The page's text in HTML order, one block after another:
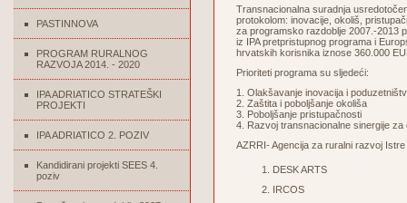
PASTINNOVA
PROGRAM RURALNOG
RAZVOJA 2014. - 2020
IPA ADRIATICO STRATEŠKI
PROJEKTI
IPA ADRIATICO 2. POZIV
Kandidirani projekti SEES 4.
poziv
Transnacionalna suradnja
protokolom: inovacije, okoliš,
za programsko razdoblje 2007.-2013
iz IPA pretpristupnog programa i
hrvatskih korisnika iznose 360.000
Prioriteti programa su sljedeći:
1. Olakšavanje inovacija i
2. Zaštita i poboljšanje okoliša
3. Poboljšanje pristupačnosti
4. Razvoj transnacionalne sinergije
AZRRI- Agencija za ruralni razvoj
DESK ARTS
IRCOS